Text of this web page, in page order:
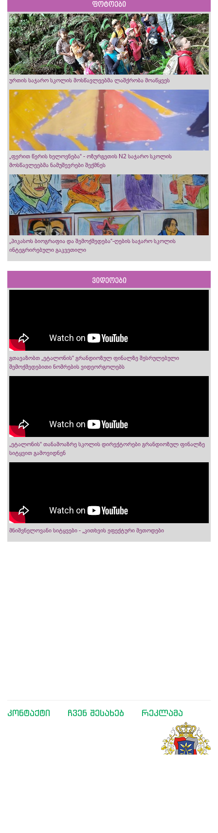
ფოტოები
ურთის საჯარო სკოლის მოსწავლეებმა ლაშქრობა მოაწყვეს
„ფერით წერის ხელოვნება“ - ოზურგეთის N2 საჯარო სკოლის
მოსწავლეებმა ნამუშევრები შექმნეს
„პიკასოს ბიოგრაფია და შემოქმედება“-ღების საჯარო სკოლის
ინტეგრირებული გაკვეთილი
ვიდეოები
გთავაზობთ „ეტალონის“ გრანდიოზულ ფინალზე შესრულებული
შემოქმედებითი ნომრების ვიდეორგოლებს
„ეტალონის“ თანამოაზრე სკოლის დირექტორები გრანდიოზულ ფინალზე
სიტყვით გამოვიდნენ
მნიშვნელოვანი სიტყვები - „კითხვის ეფექტური მეთოდები
კონტაქტი ჩვენ შესახებ რეკლამა